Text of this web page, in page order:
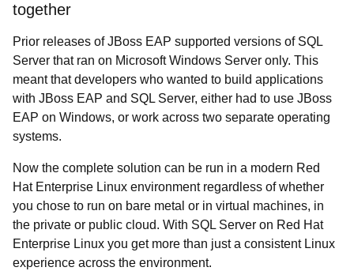
together
Prior releases of JBoss EAP supported versions of SQL
Server that ran on Microsoft Windows Server only. This
meant that developers who wanted to build applications
with JBoss EAP and SQL Server, either had to use JBoss
EAP on Windows, or work across two separate operating
systems.
Now the complete solution can be run in a modern Red
Hat Enterprise Linux environment regardless of whether
you chose to run on bare metal or in virtual machines, in
the private or public cloud. With SQL Server on Red Hat
Enterprise Linux you get more than just a consistent Linux
experience across the environment.